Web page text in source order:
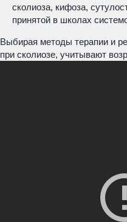
сколиоза, кифоза,
принятой в школах
Выбирая методы терапии и
при сколиозе, учитывают